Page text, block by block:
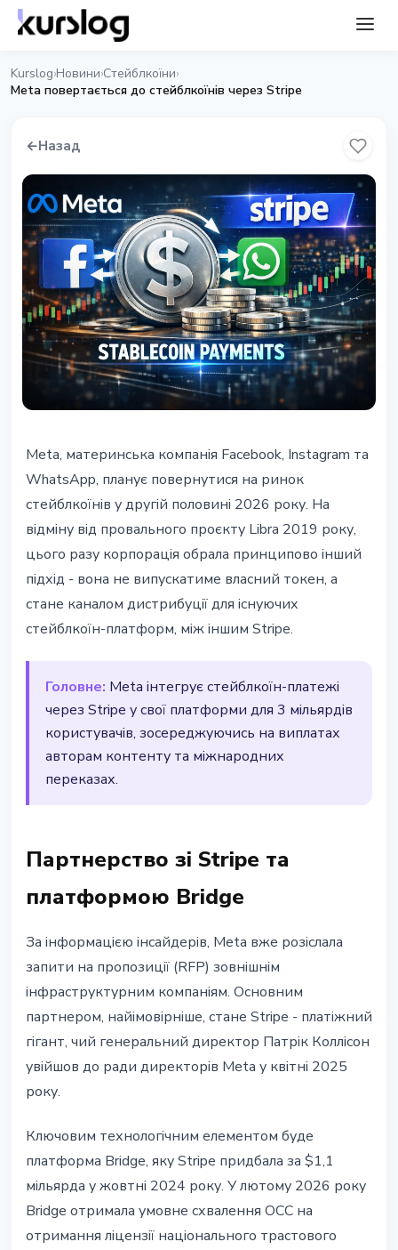
Kurslog›Новини›Стейблкоїни›
Meta повертається до стейблкоїнів через Stripe
←Назад
Meta повертається до
стейблкоїнів: Stripe підключить
платежі у Facebook та WhatsApp
25 лютого 2026 р.2 хв читання
Наталія Дорофєєва
Meta, материнська компанія Facebook, Instagram та
WhatsApp, планує повернутися на ринок
стейблкоїнів у другій половині 2026 року. На
відміну від провального проєкту Libra 2019 року,
цього разу корпорація обрала принципово інший
підхід - вона не випускатиме власний токен, а
стане каналом дистрибуції для існуючих
стейблкоїн-платформ, між іншим Stripe.
Головне: Meta інтегрує стейблкоїн-платежі
через Stripe у свої платформи для 3 мільярдів
користувачів, зосереджуючись на виплатах
авторам контенту та міжнародних
переказах.
Партнерство зі Stripe та
платформою Bridge
За інформацією інсайдерів, Meta вже розіслала
запити на пропозиції (RFP) зовнішнім
інфраструктурним компаніям. Основним
партнером, найімовірніше, стане Stripe - платіжний
гігант, чий генеральний директор Патрік Коллісон
увійшов до ради директорів Meta у квітні 2025
року.
Ключовим технологічним елементом буде
платформа Bridge, яку Stripe придбала за $1,1
мільярда у жовтні 2024 року. У лютому 2026 року
Bridge отримала умовне схвалення OCC на
отримання ліцензії національного трастового